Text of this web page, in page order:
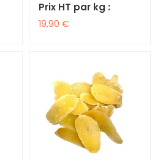
Prix HT par kg :
19,90 €